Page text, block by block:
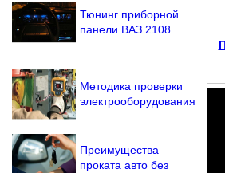
Тюнинг приборной
панели ВАЗ 2108
Методика проверки
электрооборудования
Преимущества
проката авто без